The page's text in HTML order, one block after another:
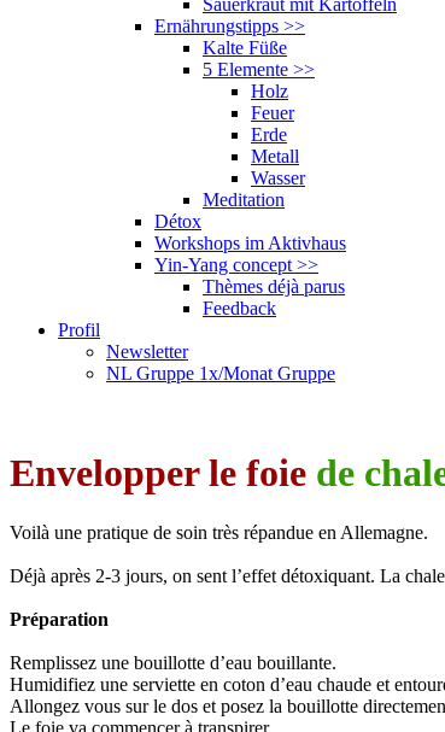
Sauerkraut mit Kartoffeln
Ernährungstipps >>
Kalte Füße
5 Elemente >>
Holz
Feuer
Erde
Metall
Wasser
Meditation
Détox
Workshops im Aktivhaus
Yin-Yang concept >>
Thèmes déjà parus
Feedback
Profil
Newsletter
NL Gruppe 1x/Monat Gruppe
Envelopper le foie de
Voilà une pratique de soin très répandue en Allemagne.
Déjà après 2-3 jours, on sent l’effet détoxiquant. La
Préparation
Remplissez une bouillotte d’eau bouillante.
Humidifiez une serviette en coton d’eau chaude et
Allongez vous sur le dos et posez la bouillotte
Le foie va commencer à transpirer.